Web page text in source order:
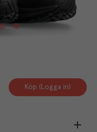
Köp (Logga in)